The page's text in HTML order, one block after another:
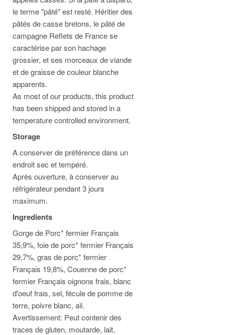
le terme "pâté" est resté. Héritier des
pâtés de casse bretons, le pâté de
campagne Reflets de France se
caractérise par son hachage
grossier, et ses morceaux de viande
et de graisse de couleur blanche
apparents.
As most of our products, this product
has been shipped and stored in a
temperature controlled environment.
Storage
A conserver de préférence dans un
endroit sec et tempéré.
Après ouverture, à conserver au
réfrigérateur pendant 3 jours
maximum.
Ingredients
Gorge de Porc* fermier Français
35,9%, foie de porc* fermier Français
29,7%, gras de porc* fermier
Français 19,8%, Couenne de porc*
fermier Français oignons frais, blanc
d'oeuf frais, sel, fécule de pomme de
terre, poivre blanc, ail.
Avertissement: Peut contenir des
traces de gluten, moutarde, lait,